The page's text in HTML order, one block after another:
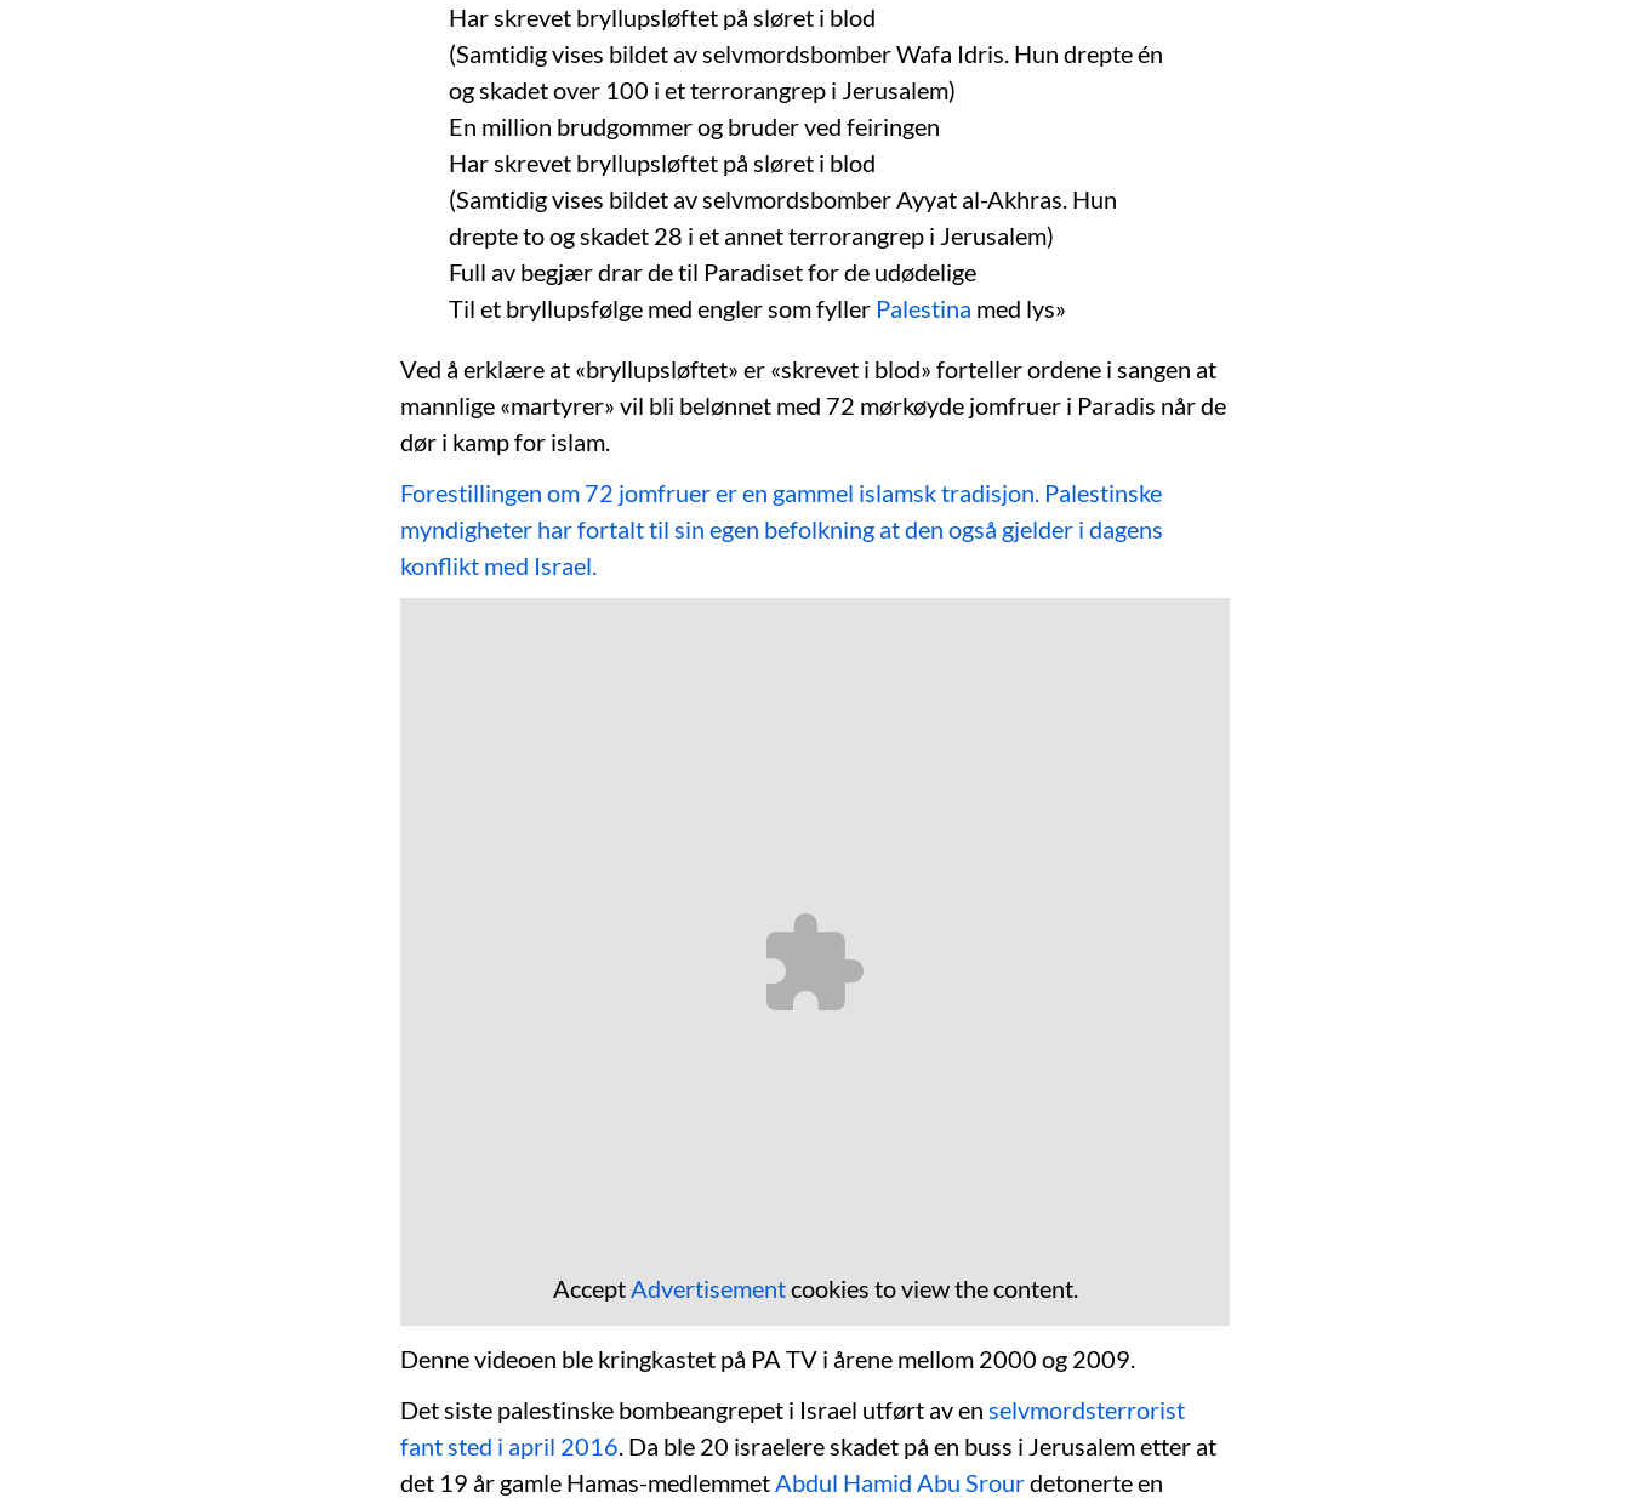
Har skrevet bryllupsløftet på sløret i blod
(Samtidig vises bildet av selvmordsbomber Wafa Idris. Hun drepte én
og skadet over 100 i et terrorangrep i Jerusalem)
En million brudgommer og bruder ved feiringen
Har skrevet bryllupsløftet på sløret i blod
(Samtidig vises bildet av selvmordsbomber Ayyat al-Akhras. Hun
drepte to og skadet 28 i et annet terrorangrep i Jerusalem)
Full av begjær drar de til Paradiset for de udødelige
Til et bryllupsfølge med engler som fyller Palestina med lys»
Ved å erklære at «bryllupsløftet» er «skrevet i blod» forteller ordene i sangen at
mannlige «martyrer» vil bli belønnet med 72 mørkøyde jomfruer i Paradis når de
dør i kamp for islam.
Forestillingen om 72 jomfruer er en gammel islamsk tradisjon. Palestinske
myndigheter har fortalt til sin egen befolkning at den også gjelder i dagens
konflikt med Israel.
Accept Advertisementcookies to view the content.
Denne videoen ble kringkastet på PA TV i årene mellom 2000 og 2009.
Det siste palestinske bombeangrepet i Israel utført av en selvmordsterrorist
fant sted i april 2016 . Da ble 20 israelere skadet på en buss i Jerusalem etter at
det 19 år gamle Hamas-medlemmet Abdul Hamid Abu Srourdetonerte en